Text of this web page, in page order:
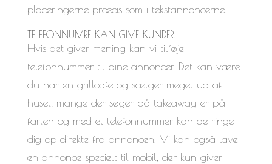
placeringerne præcis som i tekstannoncerne.
TELEFONNUMRE KAN GIVE KUNDER.
Hvis det giver mening kan vi tilføje
telefonnummer til dine annoncer. Det kan være
du har en grillcafe og sælger meget ud af
huset, mange der søger på takeaway er på
farten og med et telefonnummer kan de ringe
dig op direkte fra annoncen. Vi kan også lave
en annonce specielt til mobil, der kun giver